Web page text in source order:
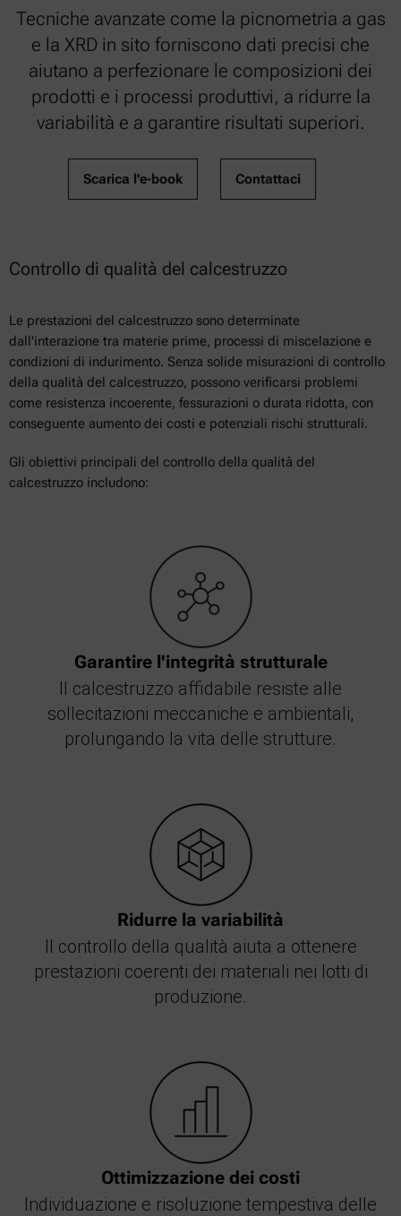
Tecniche avanzate come la picnometria a gas
e la XRD in sito forniscono dati precisi che
aiutano a perfezionare le composizioni dei
prodotti e i processi produttivi, a ridurre la
variabilità e a garantire risultati superiori.
Scarica l'e-book Contattaci
Controllo di qualità del calcestruzzo
Le prestazioni del calcestruzzo sono determinate
dall'interazione tra materie prime, processi di miscelazione e
condizioni di indurimento. Senza solide misurazioni di controllo
della qualità del calcestruzzo, possono verificarsi problemi
come resistenza incoerente, fessurazioni o durata ridotta, con
conseguente aumento dei costi e potenziali rischi strutturali.
Gli obiettivi principali del controllo della qualità del
calcestruzzo includono:
Garantire l'integrità strutturale
Il calcestruzzo affidabile resiste alle
sollecitazioni meccaniche e ambientali,
prolungando la vita delle strutture.
Ridurre la variabilità
Il controllo della qualità aiuta a ottenere
prestazioni coerenti dei materiali nei lotti di
produzione.
Ottimizzazione dei costi
Individuazione e risoluzione tempestiva delle